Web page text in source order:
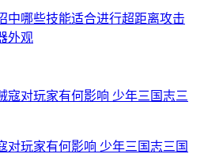
中哪些技能适合进行超距离攻击
外观
对玩家有何影响 少年三国志三国